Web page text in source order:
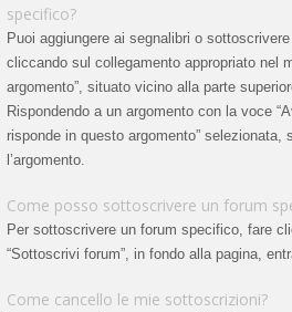
specifico?
Puoi aggiungere ai segnalibri o
cliccando sul collegamento appropriato nel
argomento”, situato vicino alla parte
Rispondendo a un argomento con la voce
risponde in questo argomento” selezionata,
l’argomento.
Come posso sottoscrivere un forum
Per sottoscrivere un forum specifico, fare
“Sottoscrivi forum”, in fondo alla pagina,
Come cancello le mie sottoscrizioni?